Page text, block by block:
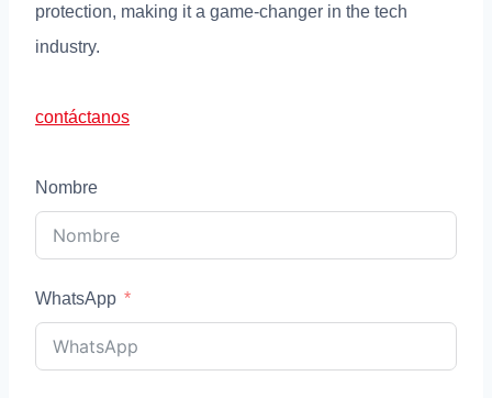
protection, making it a game-changer in the tech
industry.
contáctanos
Nombre
WhatsApp